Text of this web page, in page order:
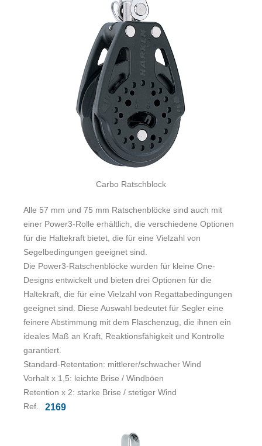
Carbo Ratschblock
Alle 57 mm und 75 mm Ratschenblöcke sind auch mit
einer Power3-Rolle erhältlich, die verschiedene Optionen
für die Haltekraft bietet, die für eine Vielzahl von
Segelbedingungen geeignet sind.
Die Power3-Ratschenblöcke wurden für kleine One-
Designs entwickelt und bieten drei Optionen für die
Haltekraft, die für eine Vielzahl von Regattabedingungen
geeignet sind. Diese Auswahl bedeutet für Segler eine
feinere Abstimmung mit dem Flaschenzug, die ihnen ein
ideales Maß an Kraft, Reaktionsfähigkeit und Kontrolle
garantiert.
Standard-Retentation: mittlerer/schwacher Wind
Vorhalt x 1,5: leichte Brise / Windböen
Retention x 2: starke Brise / stetiger Wind
Ref.
2169